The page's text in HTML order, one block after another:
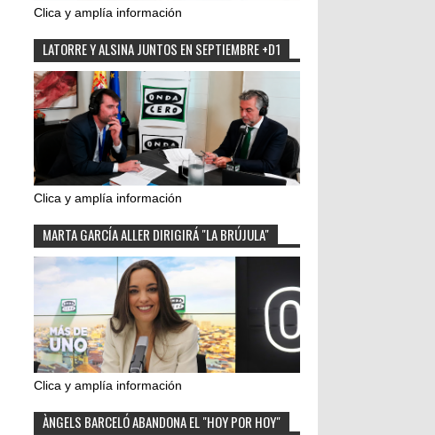
Clica y amplía información
LATORRE Y ALSINA JUNTOS EN SEPTIEMBRE +D1
Clica y amplía información
MARTA GARCÍA ALLER DIRIGIRÁ "LA BRÚJULA"
Clica y amplía información
ÀNGELS BARCELÓ ABANDONA EL "HOY POR HOY"